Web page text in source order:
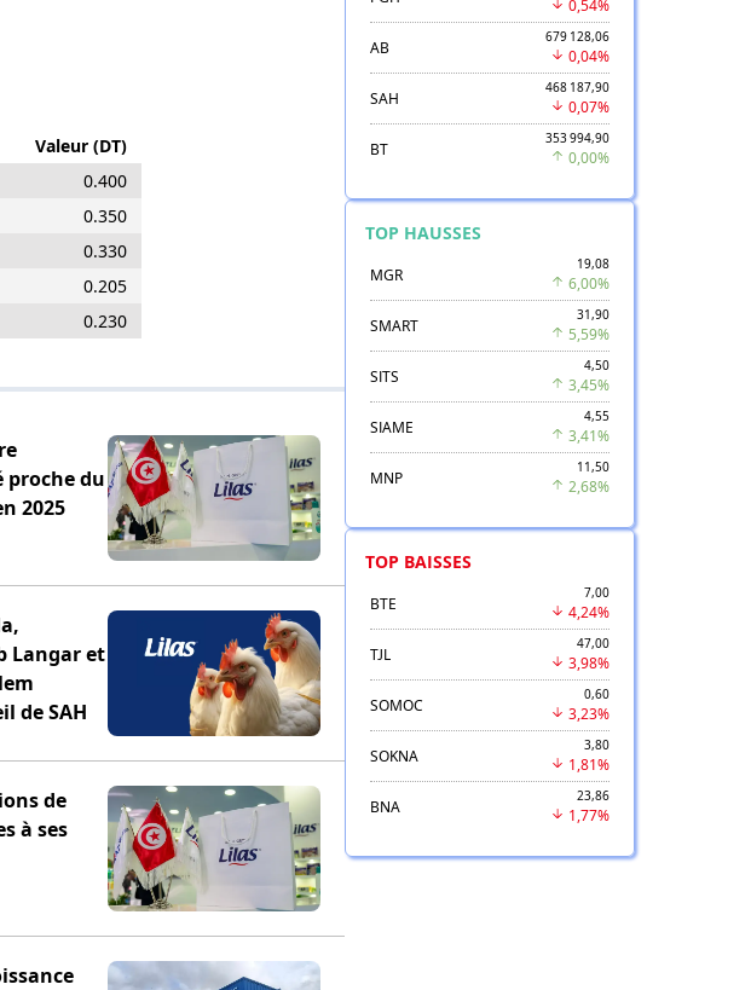
Valeur (DT)
0.400
0.350
0.330
0.205
0.230
proche du
2025
Langar et
de SAH
de
à ses
0,54%
AB
679 128,06
0,04%
SAH
468 187,90
0,07%
BT
353 994,90
0,00%
TOP HAUSSES
MGR
19,08
6,00%
SMART
31,90
5,59%
SITS
4,50
3,45%
SIAME
4,55
3,41%
MNP
11,50
2,68%
TOP BAISSES
BTE
7,00
4,24%
TJL
47,00
3,98%
SOMOC
0,60
3,23%
SOKNA
3,80
1,81%
BNA
23,86
1,77%